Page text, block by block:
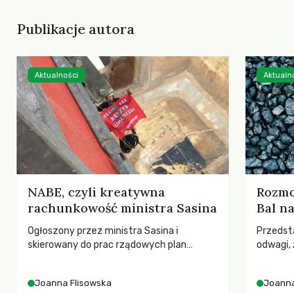
Publikacje autora
NABE, czyli kreatywna
rachunkowość ministra Sasina
Ogłoszony przez ministra Sasina i
skierowany do prac rządowych plan
Bezpieczeństwa Energetycznego (NABE)
Joanna Flisowska
Aktualności
Bal
odwagi,